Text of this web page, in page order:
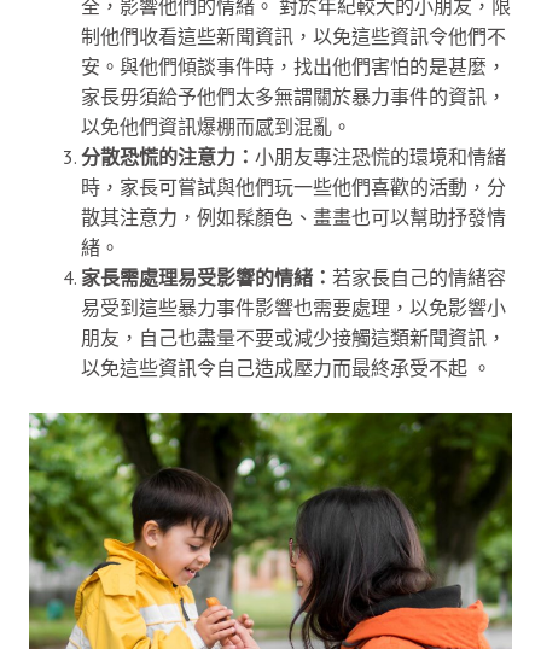
全，影響他們的情緒。 對於年紀較大的小朋友，限
制他們收看這些新聞資訊，以免這些資訊令他們不
安。與他們傾談事件時，找出他們害怕的是甚麼，
家長毋須給予他們太多無謂關於暴力事件的資訊，
以免他們資訊爆棚而感到混亂。
分散恐慌的注意力： 小朋友專注恐慌的環境和情緒
時，家長可嘗試與他們玩一些他們喜歡的活動，分
散其注意力，例如髹顏色、畫畫也可以幫助抒發情
緒。
家長需處理易受影響的情緒： 若家長自己的情緒容
易受到這些暴力事件影響也需要處理，以免影響小
朋友，自己也盡量不要或減少接觸這類新聞資訊，
以免這些資訊令自己造成壓力而最終承受不起 。